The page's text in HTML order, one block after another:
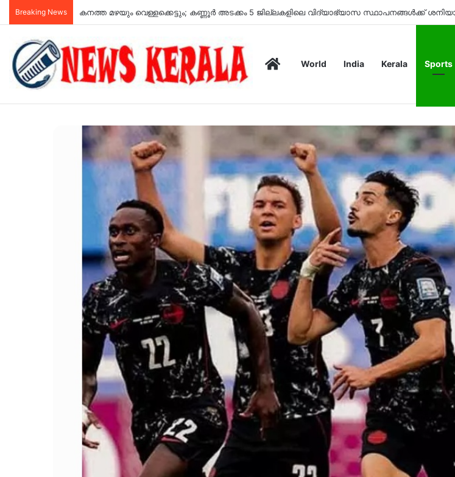
Breaking News യുപിഐ പേയ്മെന്‍റുകൾ സൗജന്യമായി തുടരും; ഉപഭോക്താക്കളിൽ നിന്ന് ചാർജ്
HomeWorld India Kerala Sports